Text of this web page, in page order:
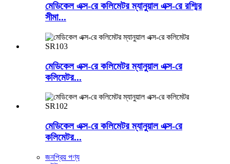
মেডিকেল এক্স-রে কলিমেটর ম্যানুয়াল এক্স-রে রশ্মির
সীমা...
মেডিকেল এক্স-রে কলিমেটর ম্যানুয়াল এক্স-রে
কলিমেটর...
মেডিকেল এক্স-রে কলিমেটর ম্যানুয়াল এক্স-রে
কলিমেটর...
জনপ্রিয় পণ্য